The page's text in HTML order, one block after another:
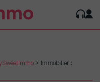
> Immobilier :